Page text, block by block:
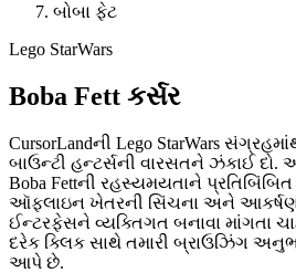
બોબા ફેટ
Lego StarWars
Boba Fett કર્સર
CursorLandની Lego StarWars
બાઉન્ટી હન્ટર્સની વારસતને ઝંકાઈ
Boba Fettની રહસ્યમયતાને
ઑફલાઇન ખેતરની સિંચના અને આકર્ષણ
ઈન્ટરફેસને વ્યક્તિગત બનાવા માંગતા
દરેક ક્લિક સાથે તમારી બ્રાઉઝિંગ
આપે છે.